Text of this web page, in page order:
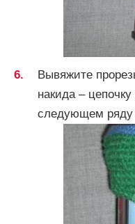
Вывяжите
накида –
следующем